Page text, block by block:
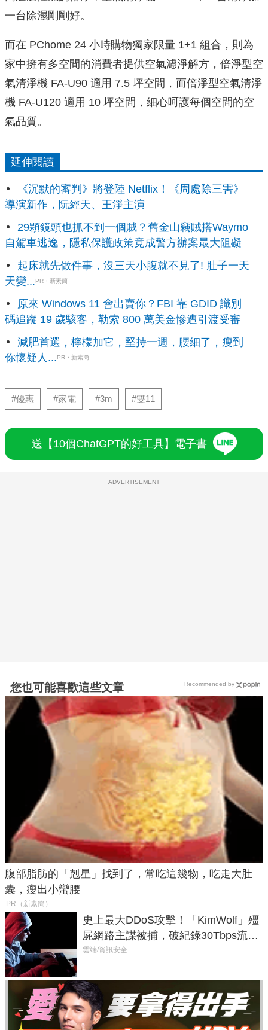
一台除濕剛剛好。
而在 PChome 24 小時購物獨家限量 1+1 組合，則為
家中擁有多空間的消費者提供空氣濾淨解方，倍淨型空
氣清淨機 FA-U90 適用 7.5 坪空間，而倍淨型空氣清淨
機 FA-U120 適用 10 坪空間，細心呵護每個空間的空
氣品質。
延伸閱讀
《沉默的審判》將登陸 Netflix！《周處除三害》
導演新作，阮經天、王淨主演
29顆鏡頭也抓不到一個賊？舊金山竊賊搭Waymo
自駕車逃逸，隱私保護政策竟成警方辦案最大阻礙
起床就先做件事，沒三天小腹就不見了! 肚子一天
天變...PR・新素簡
原來 Windows 11 會出賣你？FBI 靠 GDID 識別
碼追蹤 19 歲駭客，勒索 800 萬美金慘遭引渡受審
減肥首選，檸檬加它，堅持一週，腰細了，瘦到
你懷疑人...PR・新素簡
#優惠 #家電 #3m #雙11
送【10個ChatGPT的好工具】電子書
ADVERTISEMENT
您也可能喜歡這些文章
腹部脂肪的「剋星」找到了，常吃這幾物，吃走大肚
囊，瘦出小蠻腰
PR（新素簡）
史上最大DDoS攻擊！「KimWolf」殭
屍網路主謀被捕，破紀錄30Tbps流量
癱瘓全球！
雲端/資訊安全
Recommended by